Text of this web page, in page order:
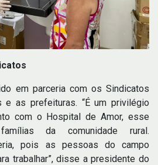
em parceria com os Sindicatos
e as prefeituras. “É um privilégio
com o Hospital de Amor, esse
da comunidade rural.
pois as pessoas do campo
trabalhar”, disse a presidente do